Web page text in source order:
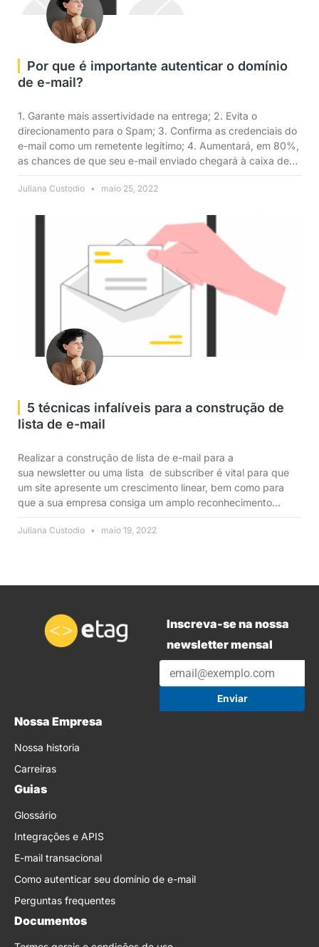
Por que é importante autenticar o domínio
de e-mail?
1. Garante mais assertividade na entrega; 2. Evita o
direcionamento para o Spam; 3. Confirma as credenciais do
e-mail como um remetente legítimo; 4. Aumentará, em 80%,
as chances de que seu e-mail enviado chegará à caixa de
consequentemente uma receita mais
Juliana Custodio maio 25, 2022
5 técnicas infalíveis para a construção de
lista de e-mail
Realizar a construção de lista de e-mail para a
sua newsletter ou uma lista de subscriber é vital para que
um site apresente um crescimento linear, bem como para
que a sua empresa consiga um amplo reconhecimento
uma frequência balanceada, o aumento de tráfego para o
Juliana Custodio maio 19, 2022
Inscreva-se na nossa
newsletter mensal
Enviar
Nossa Empresa
Nossa historia
Carreiras
Guias
Glossário
Integrações e APIS
E-mail transacional
Como autenticar seu domínio de e-mail
Perguntas frequentes
Documentos